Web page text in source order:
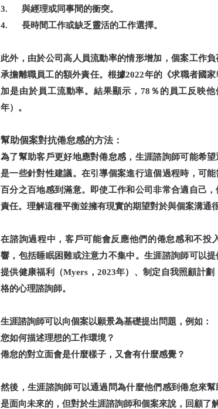
3.與經理或同事間的衝突。
4.長時間工作或缺乏靈活的工作選擇。
此外，由於公司高人員流動率的情形增加，個案工作
承擔離職員工的額外責任。根據2022年的《求職者國家
加是由於員工流動率。結果顯示， 78 ％的員工反映
年）。
幫助個案對抗倦怠感的方法：
為了幫助客戶更好地應對倦怠感，生涯諮詢師可能希
是一些針對性建議。在引導個案進行這個過程時，可
百分之百地感到滿意。即使工作和公司非常合適自己
責任。理解這種平衡並擁有現實的期望對於與個案溝通
在諮詢過程中，客戶可能會反應他們的倦怠感和不投
響，包括睡眠困難或注意力不集中。生涯諮詢師可以
提供健康福利（Myers ， 2023年）、制定自我照顧計劃
格的心理諮詢師。
生涯諮詢師可以向個案以願景為基礎提出問題，例如：
您如何描述理想的工作環境？
倦怠的對立面會是什麼樣子，又會有什麼感覺？
然後，生涯諮詢師可以通過問為什麼他們感到倦怠來
是面向未來的，但對於生涯諮詢師和個案來說，回顧了